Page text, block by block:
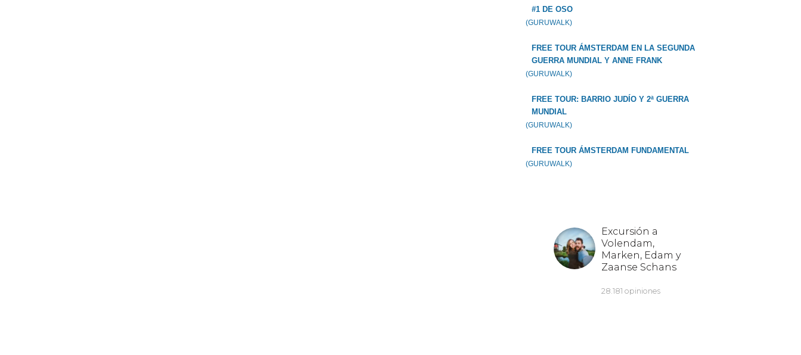
#1 DE OSO
(GURUWALK)
FREE TOUR ÁMSTERDAM EN LA SEGUNDA
GUERRA MUNDIAL Y ANNE FRANK
(GURUWALK)
FREE TOUR: BARRIO JUDÍO Y 2ª GUERRA
MUNDIAL
(GURUWALK)
FREE TOUR ÁMSTERDAM FUNDAMENTAL
(GURUWALK)